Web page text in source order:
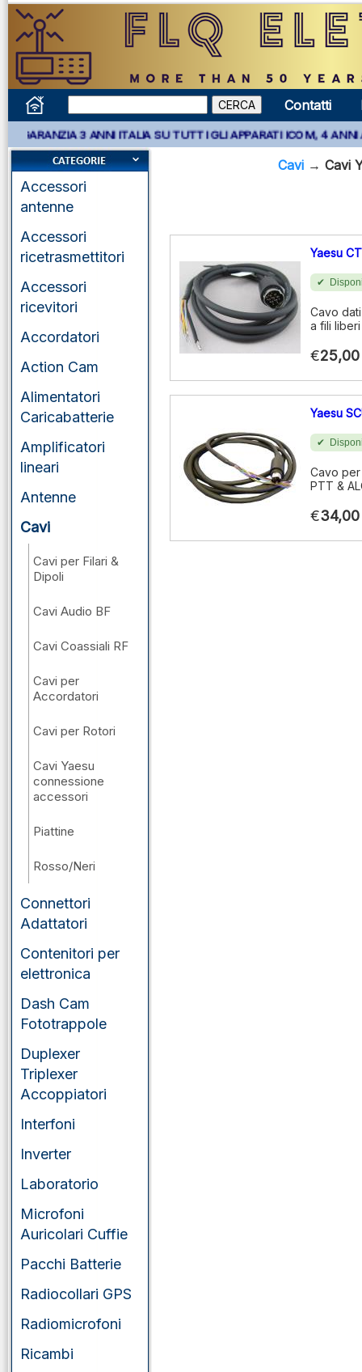
Contatti
3 ANNI ITALIA SU TUTTI GLI APPARATI ICOM, 4 ANNI
Accessori
antenne
Accessori
ricetrasmettitori
Accessori
ricevitori
Accordatori
Action Cam
Alimentatori
Caricabatterie
Amplificatori
lineari
Antenne
Cavi
Cavi per Filari &
Dipoli
Cavi Audio BF
Cavi Coassiali RF
Cavi per
Accordatori
Cavi per Rotori
Cavi Yaesu
connessione
accessori
Piattine
Rosso/Neri
Connettori
Adattatori
Contenitori per
elettronica
Dash Cam
Fototrappole
Duplexer
Triplexer
Accoppiatori
Interfoni
Inverter
Laboratorio
Microfoni
Auricolari Cuffie
Pacchi Batterie
Radiocollari GPS
Radiomicrofoni
Ricambi
Cavi → Cavi
Yaesu
Cavo
a fili liberi
€25,00
Yaesu
Cavo
PTT &
€34,00